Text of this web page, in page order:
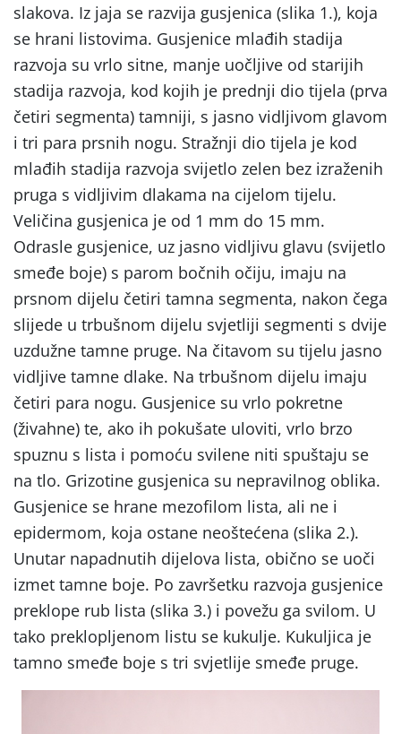
slakova. Iz jaja se razvija gusjenica (slika 1.), koja
se hrani listovima. Gusjenice mlađih stadija
razvoja su vrlo sitne, manje uočljive od starijih
stadija razvoja, kod kojih je prednji dio tijela (prva
četiri segmenta) tamniji, s jasno vidljivom glavom
i tri para prsnih nogu. Stražnji dio tijela je kod
mlađih stadija razvoja svijetlo zelen bez izraženih
pruga s vidljivim dlakama na cijelom tijelu.
Veličina gusjenica je od 1 mm do 15 mm.
Odrasle gusjenice, uz jasno vidljivu glavu (svijetlo
smeđe boje) s parom bočnih očiju, imaju na
prsnom dijelu četiri tamna segmenta, nakon čega
slijede u trbušnom dijelu svjetliji segmenti s dvije
uzdužne tamne pruge. Na čitavom su tijelu jasno
vidljive tamne dlake. Na trbušnom dijelu imaju
četiri para nogu. Gusjenice su vrlo pokretne
(živahne) te, ako ih pokušate uloviti, vrlo brzo
spuznu s lista i pomoću svilene niti spuštaju se
na tlo. Grizotine gusjenica su nepravilnog oblika.
Gusjenice se hrane mezofilom lista, ali ne i
epidermom, koja ostane neoštećena (slika 2.).
Unutar napadnutih dijelova lista, obično se uoči
izmet tamne boje. Po završetku razvoja gusjenice
preklope rub lista (slika 3.) i povežu ga svilom. U
tako preklopljenom listu se kukulje. Kukuljica je
tamno smeđe boje s tri svjetlije smeđe pruge.